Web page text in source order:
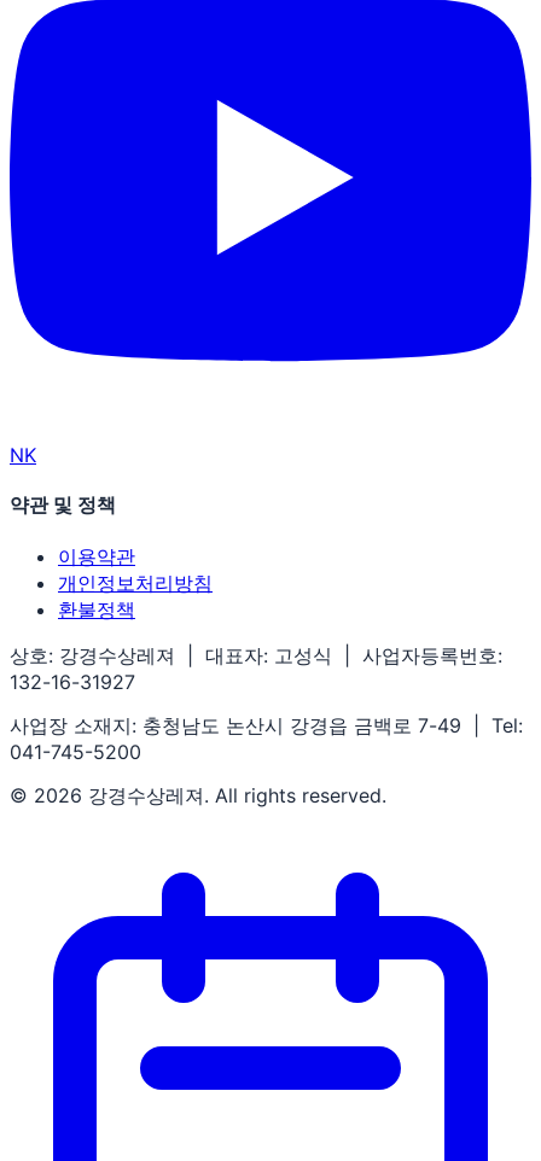
NK
약관 및 정책
이용약관
개인정보처리방침
환불정책
상호: 강경수상레져 | 대표자: 고성식 | 사업자등록번호:
132-16-31927
사업장 소재지: 충청남도 논산시 강경읍 금백로 7-49 | Tel:
041-745-5200
© 2026 강경수상레져. All rights reserved.